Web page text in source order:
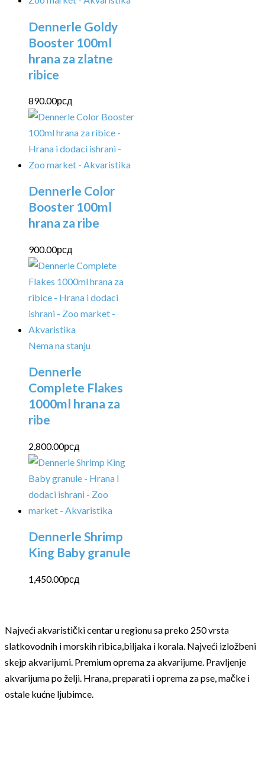
Dennerle Goldy
Booster 100ml
hrana za zlatne
ribice
890.00рсд
Dennerle Color
Booster 100ml
hrana za ribe
900.00рсд
Nema na stanju
Dennerle
Complete Flakes
1000ml hrana za
ribe
2,800.00рсд
Dennerle Shrimp
King Baby granule
1,450.00рсд
Najveći akvaristički centar u regionu sa preko 250 vrsta
slatkovodnih i morskih ribica,biljaka i korala. Najveći izložbeni
skejp akvarijumi. Premium oprema za akvarijume. Pravljenje
akvarijuma po želji. Hrana, preparati i oprema za pse, mačke i
ostale kućne ljubimce.